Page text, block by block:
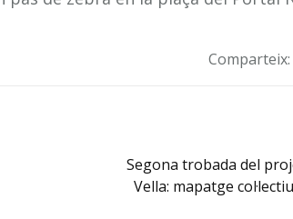
Comparteix:
Segona trobada del
Vella: mapatge